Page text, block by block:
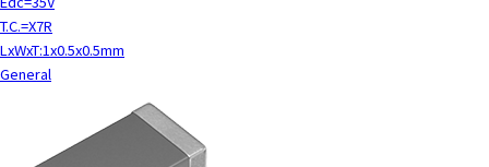
T.C.=X7R
LxWxT:1x0.5x0.5mm
General